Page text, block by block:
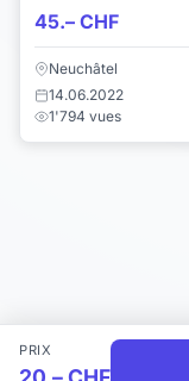
45.– CHF
Neuchâtel
14.06.2022
1'794 vues
PRIX